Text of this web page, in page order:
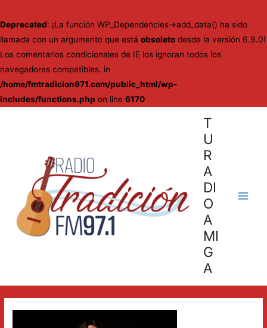
Deprecated: ¡La función WP_Dependencies->add_data() ha sido
llamada con un argumento que está obsoleto desde la versión 6.9.0!
Los comentarios condicionales de IE los ignoran todos los
navegadores compatibles. in
/home/fmtradicion971.com/public_html/wp-
includes/functions.php on line 6170
T
U
R
A
DI
O
A
MI
G
A